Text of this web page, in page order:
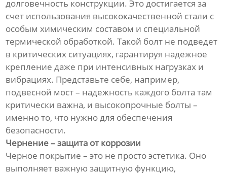
долговечность конструкции. Это достигается за
счет использования высококачественной стали с
особым химическим составом и специальной
термической обработкой. Такой болт не подведет
в критических ситуациях, гарантируя надежное
крепление даже при интенсивных нагрузках и
вибрациях. Представьте себе, например,
подвесной мост – надежность каждого болта там
критически важна, и высокопрочные болты –
именно то, что нужно для обеспечения
безопасности.
Чернение – защита от коррозии
Черное покрытие – это не просто эстетика. Оно
выполняет важную защитную функцию,